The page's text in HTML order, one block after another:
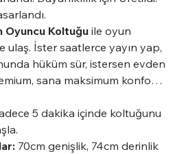
Oyuncu Koltuğu ile oyun
ulaş. İster saatlerce yayın yap,
hüküm sür, istersen evden
sana maksimum konfor
5 dakika içinde koltuğunu
70cm genişlik, 74cm derinlik